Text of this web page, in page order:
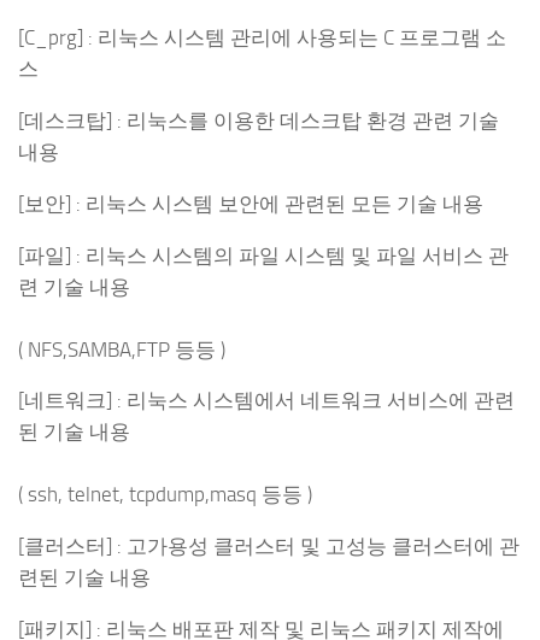
[C_prg] : 리눅스 시스템 관리에 사용되는 C 프로그램 소
스
[데스크탑] : 리눅스를 이용한 데스크탑 환경 관련 기술
내용
[보안] : 리눅스 시스템 보안에 관련된 모든 기술 내용
[파일] : 리눅스 시스템의 파일 시스템 및 파일 서비스 관
련 기술 내용
( NFS,SAMBA,FTP 등등 )
[네트워크] : 리눅스 시스템에서 네트워크 서비스에 관련
된 기술 내용
( ssh, telnet, tcpdump,masq 등등 )
[클러스터] : 고가용성 클러스터 및 고성능 클러스터에 관
련된 기술 내용
[패키지] : 리눅스 배포판 제작 및 리눅스 패키지 제작에